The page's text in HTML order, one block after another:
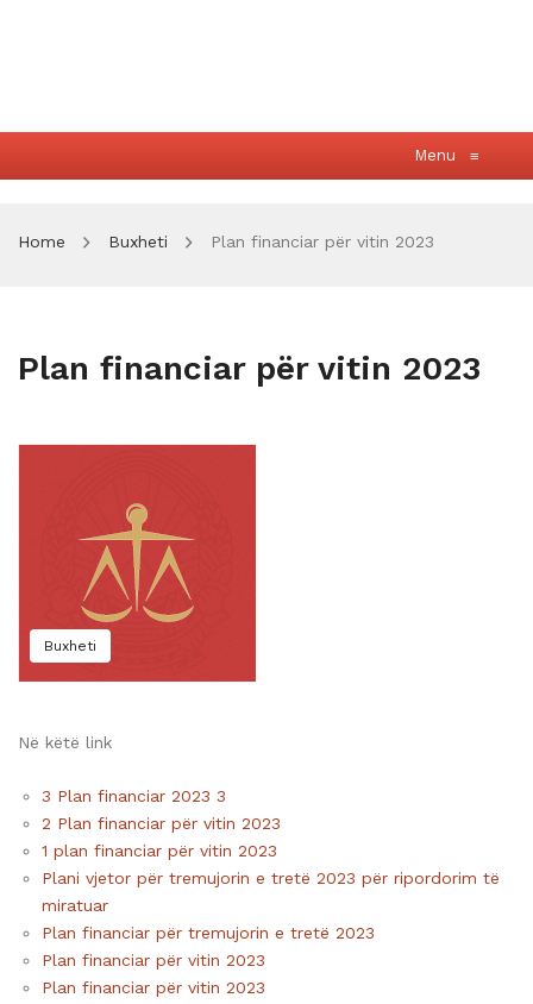
Menu ≡
Home Buxheti Plan financiar për vitin 2023
Plan financiar për vitin 2023
Buxheti
Në këtë link
3 Plan financiar 2023 3
2 Plan financiar për vitin 2023
1 plan financiar për vitin 2023
Plani vjetor për tremujorin e tretë 2023 për ripordorim të
miratuar
Plan financiar për tremujorin e tretë 2023
Plan financiar për vitin 2023
Plan financiar për vitin 2023